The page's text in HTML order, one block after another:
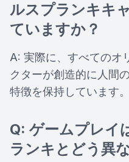
ルスプランキキ
ていますか？
A: 実際に、すべてのオ
クターが創造的に人間
特徴を保持しています。
Q: ゲームプレイ
ランキとどう異